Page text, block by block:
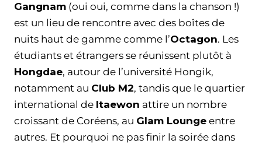
Gangnam (oui oui, comme dans la chanson !)
est un lieu de rencontre avec des boîtes de
nuits haut de gamme comme l’Octagon. Les
étudiants et étrangers se réunissent plutôt à
Hongdae, autour de l’université Hongik,
notamment au Club M2, tandis que le quartier
international de Itaewon attire un nombre
croissant de Coréens, au Glam Lounge entre
autres. Et pourquoi ne pas finir la soirée dans